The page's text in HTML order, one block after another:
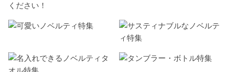
ください！